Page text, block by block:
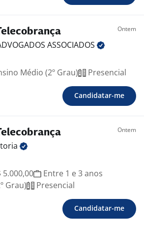
Ontem
ASSOCIADOS
Médio (2º Grau) Presencial
Candidatar-me
Ontem
5.000,00
Entre 1 e 3 anos
Grau)
Presencial
Candidatar-me